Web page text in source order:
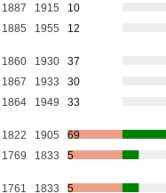
1887 1915
10
1885 1955 12
1860 1930
37
1867 1933
30
1864 1949 33
1822 1905
69
1769 1833 5
1761 1833 5